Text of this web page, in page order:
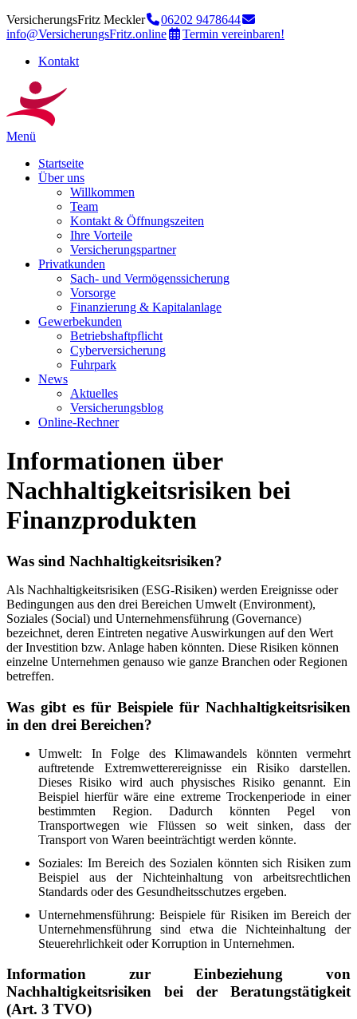
VersicherungsFritz Meckler
06202 9478644
info@VersicherungsFritz.online
Termin vereinbaren!
Kontakt
Menü
Startseite
Über uns
Willkommen
Team
Kontakt & Öffnungszeiten
Ihre Vorteile
Versicherungspartner
Privatkunden
Sach- und Vermögenssicherung
Vorsorge
Finanzierung & Kapitalanlage
Gewerbekunden
Betriebshaftpflicht
Cyberversicherung
Fuhrpark
News
Aktuelles
Versicherungsblog
Online-Rechner
Informationen über
Nachhaltigkeitsrisiken bei
Finanzprodukten
Was sind Nachhaltigkeitsrisiken?
Als Nachhaltigkeitsrisiken (ESG-Risiken) werden Ereignisse oder
Bedingungen aus den drei Bereichen Umwelt (Environment),
Soziales (Social) und Unternehmensführung (Governance)
bezeichnet, deren Eintreten negative Auswirkungen auf den Wert
der Investition bzw. Anlage haben könnten. Diese Risiken können
einzelne Unternehmen genauso wie ganze Branchen oder Regionen
betreffen.
Was gibt es für Beispiele für Nachhaltigkeitsrisiken
in den drei Bereichen?
Umwelt: In Folge des Klimawandels könnten vermehrt
auftretende Extremwetterereignisse ein Risiko darstellen.
Dieses Risiko wird auch physisches Risiko genannt. Ein
Beispiel hierfür wäre eine extreme Trockenperiode in einer
bestimmten Region. Dadurch könnten Pegel von
Transportwegen wie Flüssen so weit sinken, dass der
Transport von Waren beeinträchtigt werden könnte.
Soziales: Im Bereich des Sozialen könnten sich Risiken zum
Beispiel aus der Nichteinhaltung von arbeitsrechtlichen
Standards oder des Gesundheitsschutzes ergeben.
Unternehmensführung: Beispiele für Risiken im Bereich der
Unternehmensführung sind etwa die Nichteinhaltung der
Steuerehrlichkeit oder Korruption in Unternehmen.
Information zur Einbeziehung von
Nachhaltigkeitsrisiken bei der Beratungstätigkeit
(Art. 3 TVO)